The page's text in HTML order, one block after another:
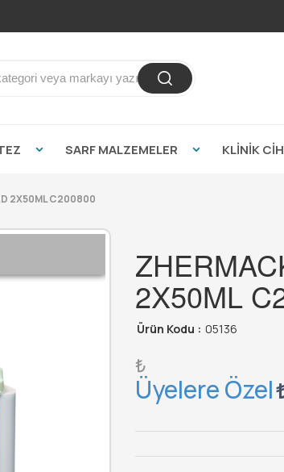
SARF MALZEMELER KLİNİK
2X50ML C200800
2X50ML
Ürün Kodu : 05136
₺
Üyelere Özel